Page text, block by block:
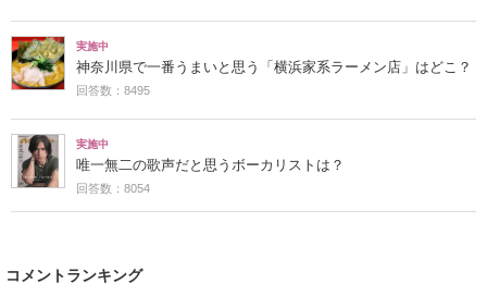
実施中
神奈川県で一番うまいと思う「横浜家系ラーメン店」はどこ？
回答数：8495
実施中
唯一無二の歌声だと思うボーカリストは？
回答数：8054
コメントランキング